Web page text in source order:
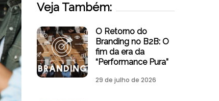
Veja Também:
O Retorno do
Branding no B2B: O
fim da era da
“Performance Pura”
29 de julho de 2026